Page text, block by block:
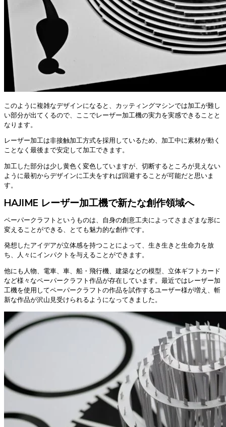
このように複雑なデザインになると、カッティングマシンでは加工が難し
い部分が出てくるので、ここでレーザー加工機の実力を実感できることと
なります。
レーザー加工は非接触加工方式を採用しているため、加工中に素材が動く
ことなく最後まで安定して加工できます。
加工した部分は少し黄色く変色していますが、切断するところが見えない
ように最初からデザインに工夫をすれば回避することが可能だと思いま
す。
HAJIME レーザー加工機で新たな創作領域へ
ペーパークラフトというものは、自身の創意工夫によってさまざまな形に
変えることができる、とても魅力的な創作です。
発想したアイデアが立体感を持つことによって、生き生きと生命力を放
ち、人々にインパクトを与えることができます。
他にも人物、電車、車、船・飛行機、建築などの模型、立体ギフトカード
など様々なペーパークラフト作品が存在しています。最近ではレーザー加
工機を使用してペーパークラフトの作品を試作するユーザー様が増え、斬
新な作品が沢山見受けられるようになってきました。